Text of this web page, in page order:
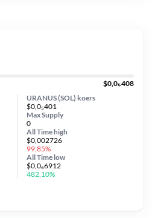
$0,0₅408
URANUS (SOL) koers
$0,0₅401
Max Supply
0
All Timehigh
$0,002726
99,85%
All Time low
$0,0₆6912
482,10%